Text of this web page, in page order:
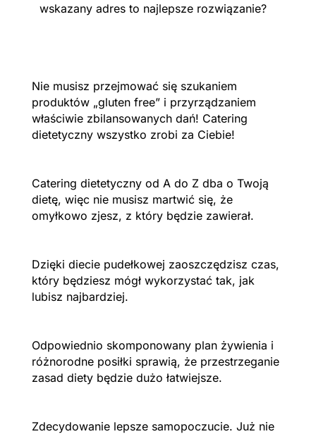
wskazany adres to najlepsze rozwiązanie?
Nie musisz przejmować się szukaniem
produktów „gluten free” i przyrządzaniem
właściwie zbilansowanych dań! Catering
dietetyczny wszystko zrobi za Ciebie!
Catering dietetyczny od A do Z dba o Twoją
dietę, więc nie musisz martwić się, że
omyłkowo zjesz, z który będzie zawierał.
Dzięki diecie pudełkowej zaoszczędzisz czas,
który będziesz mógł wykorzystać tak, jak
lubisz najbardziej.
Odpowiednio skomponowany plan żywienia i
różnorodne posiłki sprawią, że przestrzeganie
zasad diety będzie dużo łatwiejsze.
Zdecydowanie lepsze samopoczucie. Już nie